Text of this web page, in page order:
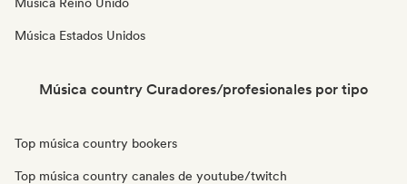
Música Estados Unidos
Música country Curadores/profesionales por tipo
Top música country bookers
Top música country canales de youtube/twitch